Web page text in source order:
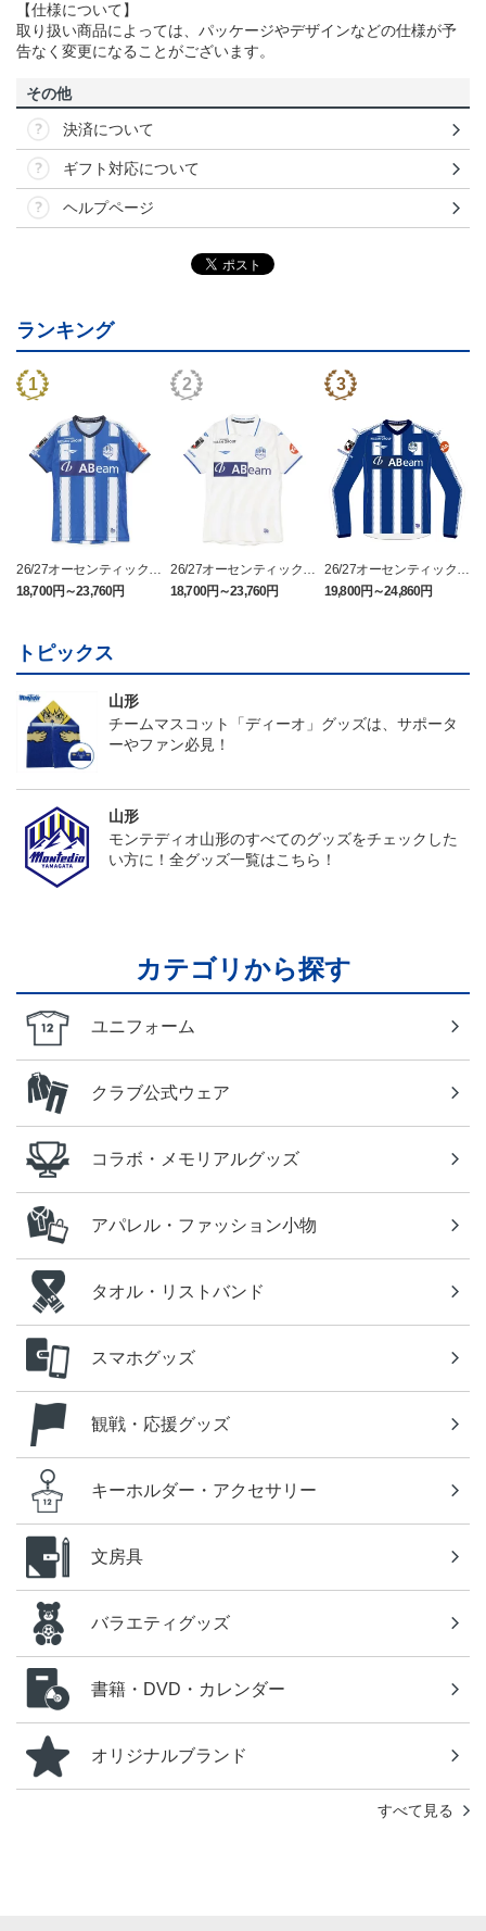
【仕様について】
取り扱い商品によっては、パッケージやデザインなどの仕様が予
告なく変更になることがございます。
その他
決済について
ギフト対応について
ヘルプページ
ランキング
26/27オーセンティックユ
ニフォーム半袖（FP1st）
18,700円～23,760円
26/27オーセンティックユ
ニフォーム半袖（FP2n
d）
18,700円～23,760円
26/27オーセンティックユ
ニフォーム長袖（FP1st）
19,800円～24,860円
トピックス
山形
チームマスコット「ディーオ」グッズは、サポータ
ーやファン必見！
山形
モンテディオ山形のすべてのグッズをチェックした
い方に！全グッズ一覧はこちら！
カテゴリから探す
ユニフォーム
クラブ公式ウェア
コラボ・メモリアルグッズ
アパレル・ファッション小物
タオル・リストバンド
スマホグッズ
観戦・応援グッズ
キーホルダー・アクセサリー
文房具
バラエティグッズ
書籍・DVD・カレンダー
オリジナルブランド
すべて見る